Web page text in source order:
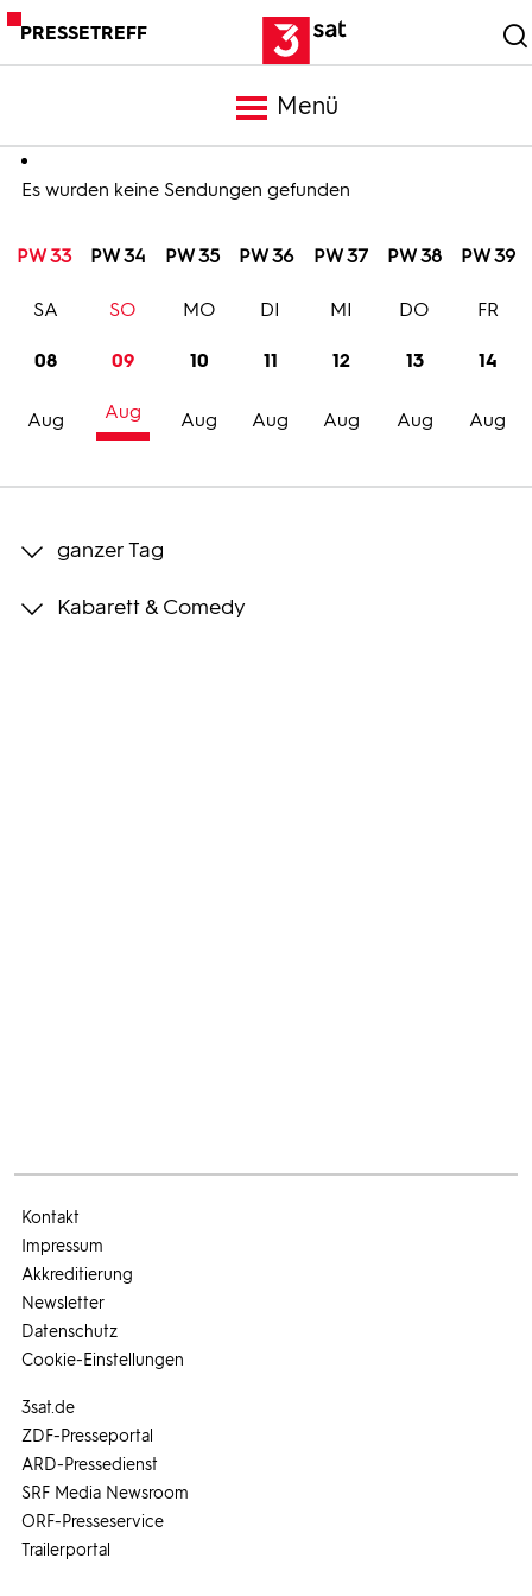
PRESSETREFF
Menü
Meldungen
Programm
Trailer
Bilder
Es wurden keine Sendungen gefunden
PW 33 PW 34 PW 35 PW 36 PW 37 PW 38 PW 39
08
Aug
SA
09
Aug
SO
10
Aug
MO
11
Aug
DI
12
Aug
MI
13
Aug
DO
14
Aug
FR
ganzer Tag
Kabarett & Comedy
3sat.de
ZDF-Presseportal
ARD-Pressedienst
SRF Media Newsroom
ORF-Presseservice
Trailerportal
Kontakt
Impressum
Akkreditierung
Newsletter
Datenschutz
Cookie-Einstellungen